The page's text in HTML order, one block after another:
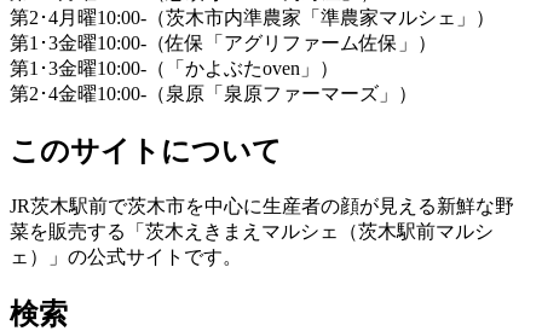
第2･4月曜10:00-（茨木市内準農家「準農家マルシェ」）
第1･3金曜10:00-（佐保「アグリファーム佐保」）
第1･3金曜10:00-（「かよぶたoven」）
第2･4金曜10:00-（泉原「泉原ファーマーズ」）
このサイトについて
JR茨木駅前で茨木市を中心に生産者の顔が見える新鮮な野
菜を販売する「茨木えきまえマルシェ（茨木駅前マルシ
ェ）」の公式サイトです。
検索